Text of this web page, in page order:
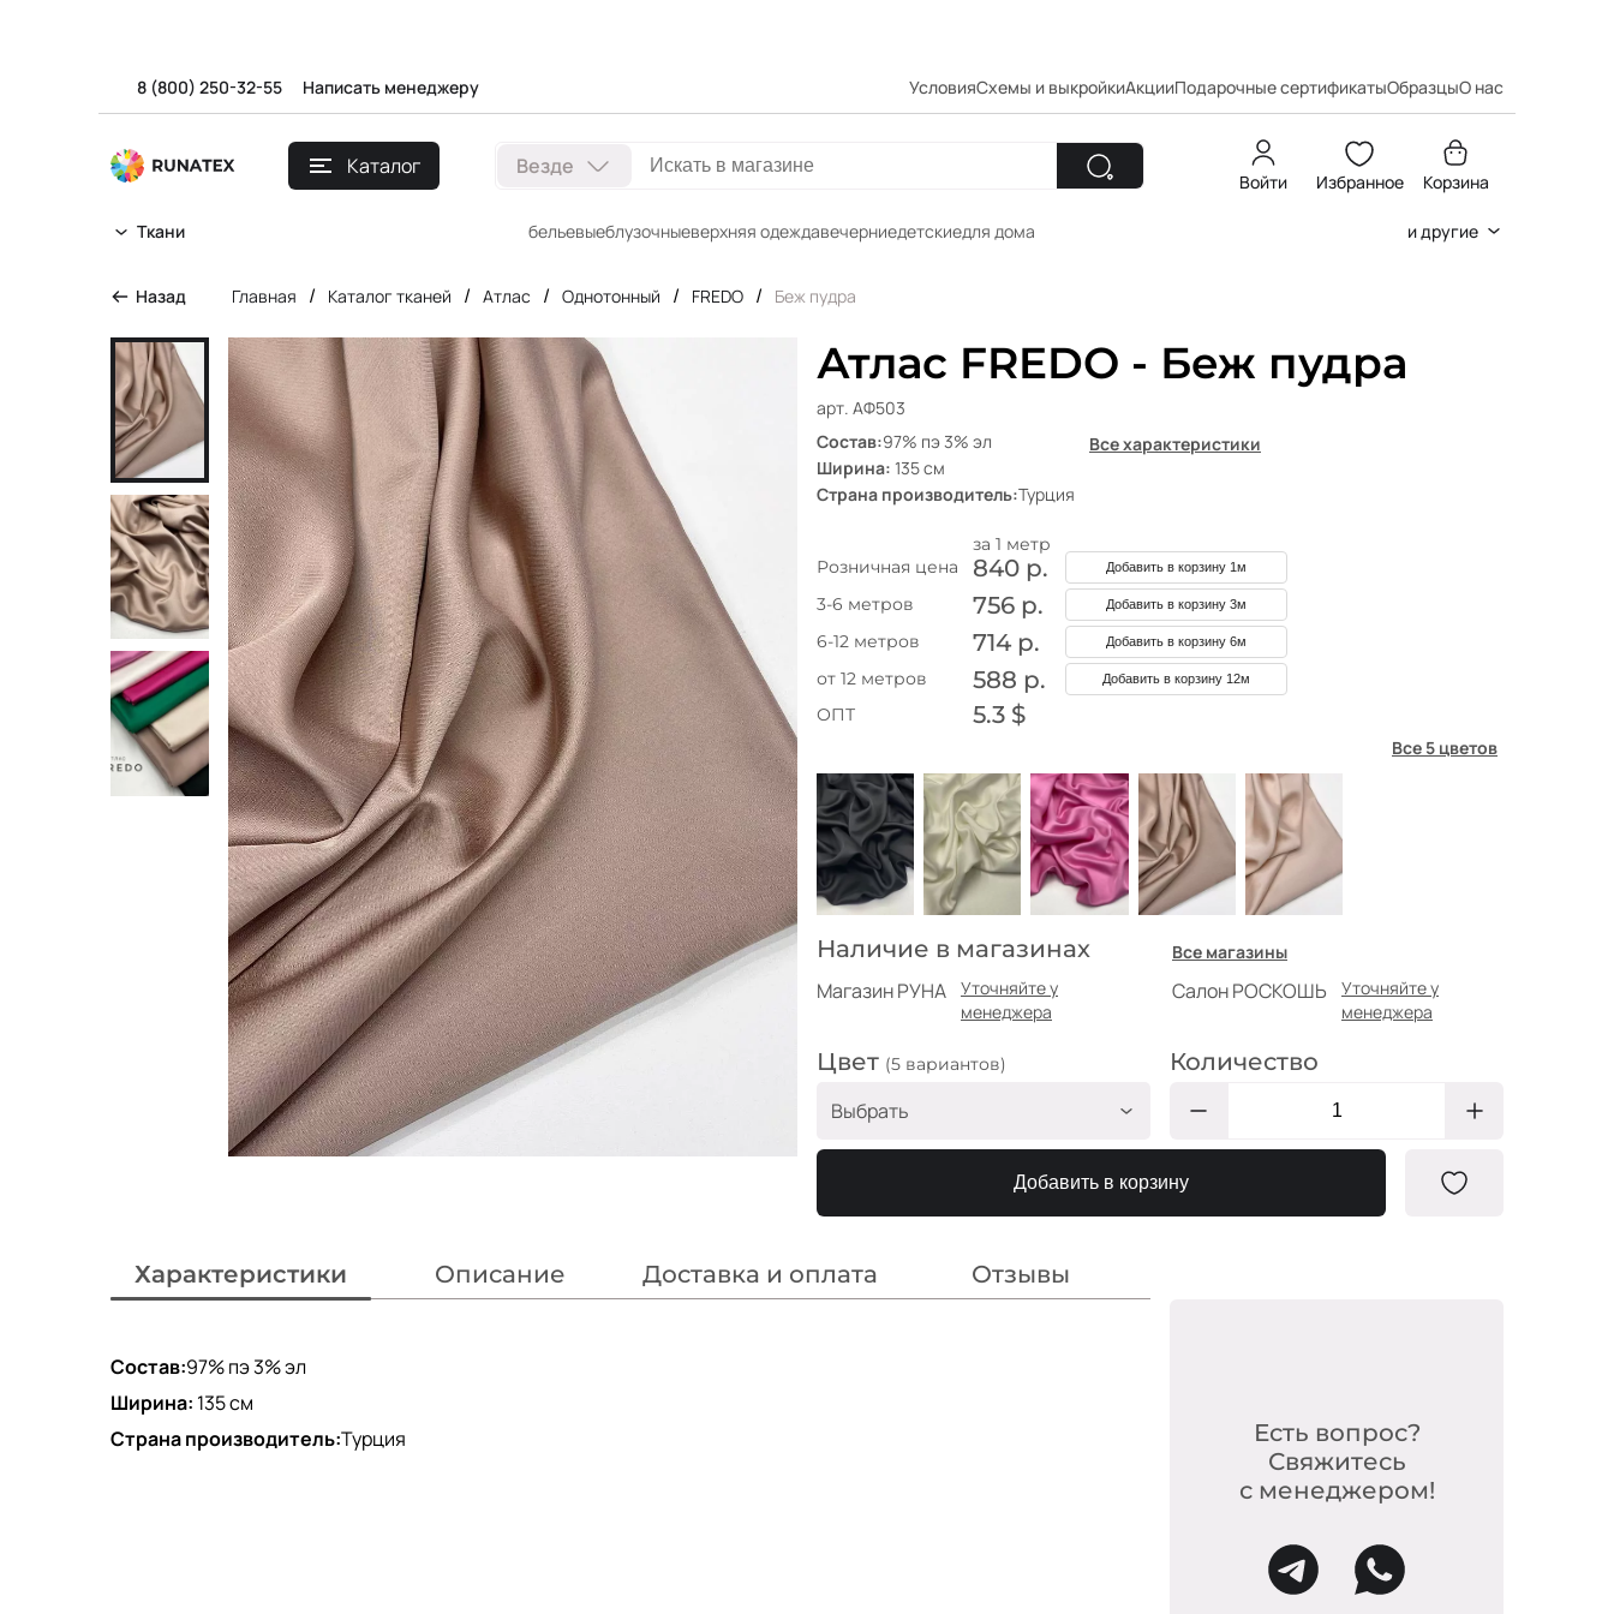
8 (800) 250-32-55 Написать менеджеру УсловияСхемы и выкройкиАкцииПодарочные сертификатыОбразцыО нас
Каталог Везде
Войти Избранное Корзина
Ткани бельевыеблузочныеверхняя одеждавечерниедетскиедля дома и другие
Назад Главная / Каталог тканей / Атлас / Однотонный / FREDO / Беж пудра
Атлас FREDO - Беж пудра
арт. АФ503
Состав:97% пэ 3% эл
Ширина: 135 см
Страна производитель:Турция
Все характеристики
за 1 метр
Розничная цена
840 р. Добавить в корзину 1м
3-6 метров 756 р. Добавить в корзину 3м
6-12 метров 714 р. Добавить в корзину 6м
от 12 метров 588 р. Добавить в корзину 12м
ОПТ 5.3 $
Все 5 цветов
Наличие в магазинах Все магазины
Магазин РУНА
Уточняйте у
менеджера
Салон РОСКОШЬ
Уточняйте у
менеджера
Цвет (5 вариантов)
Выбрать
Чёрный
АФ501
АФ502
Беж пудра
Количество
Добавить в корзину
Характеристики Описание Доставка и оплата Отзывы
Состав:97% пэ 3% эл
Ширина: 135 см
Страна производитель:Турция
Есть вопрос?
Свяжитесь
с менеджером!